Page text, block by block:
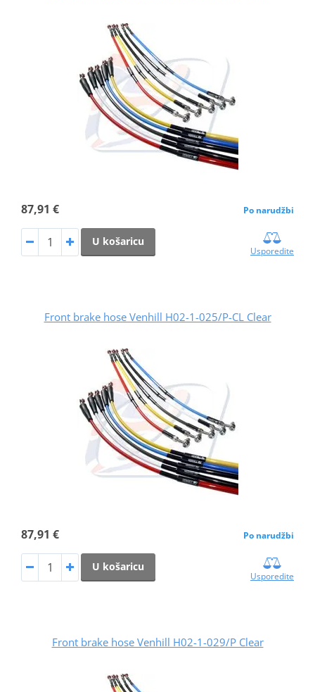
87,91 € Po narudžbi
U košaricu
Usporedite
Front brake hose Venhill H02-1-025/P-CL Clear
87,91 € Po narudžbi
U košaricu
Usporedite
Front brake hose Venhill H02-1-029/P Clear